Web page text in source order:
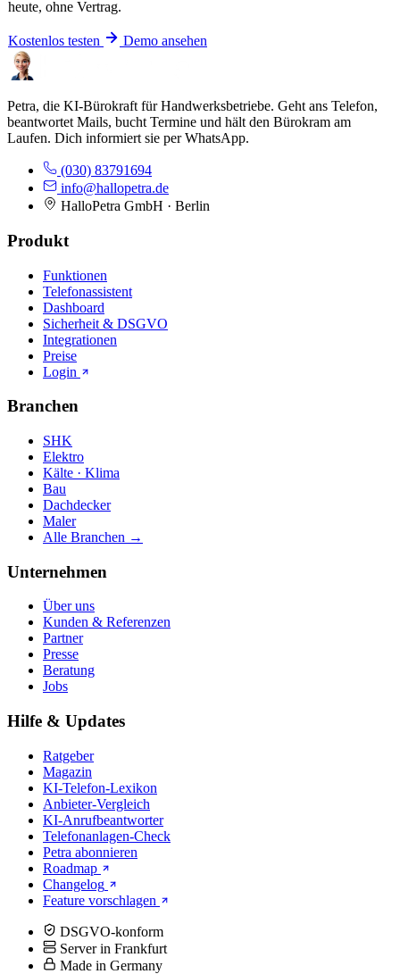
heute, ohne Vertrag.
Kostenlos testen Demo ansehen
Petra, die KI-Bürokraft für Handwerksbetriebe. Geht ans Telefon,
beantwortet Mails, bucht Termine und hält den Bürokram am
Laufen. Dich informiert sie per WhatsApp.
(030) 83791694
info@hallopetra.de
HalloPetra GmbH · Berlin
Produkt
Funktionen
Telefonassistent
Dashboard
Sicherheit & DSGVO
Integrationen
Preise
Login
Branchen
SHK
Elektro
Kälte · Klima
Bau
Dachdecker
Maler
Alle Branchen →
Unternehmen
Über uns
Kunden & Referenzen
Partner
Presse
Beratung
Jobs
Hilfe & Updates
Ratgeber
Magazin
KI-Telefon-Lexikon
Anbieter-Vergleich
KI-Anrufbeantworter
Telefonanlagen-Check
Petra abonnieren
Roadmap
Changelog
Feature vorschlagen
DSGVO-konform
Server in Frankfurt
Made in Germany